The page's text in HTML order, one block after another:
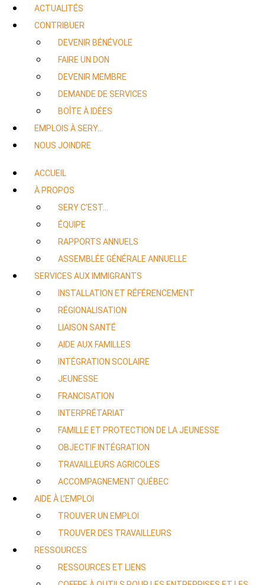
ACTUALITÉS
CONTRIBUER
DEVENIR BÉNÉVOLE
FAIRE UN DON
DEVENIR MEMBRE
DEMANDE DE SERVICES
BOÎTE À IDÉES
EMPLOIS À SERY…
NOUS JOINDRE
ACCUEIL
À PROPOS
SERY C’EST…
ÉQUIPE
RAPPORTS ANNUELS
ASSEMBLÉE GÉNÉRALE ANNUELLE
SERVICES AUX IMMIGRANTS
INSTALLATION ET RÉFÉRENCEMENT
RÉGIONALISATION
LIAISON SANTÉ
AIDE AUX FAMILLES
INTÉGRATION SCOLAIRE
JEUNESSE
FRANCISATION
INTERPRÉTARIAT
FAMILLE ET PROTECTION DE LA JEUNESSE
OBJECTIF INTÉGRATION
TRAVAILLEURS AGRICOLES
ACCOMPAGNEMENT QUÉBEC
AIDE À L’EMPLOI
TROUVER UN EMPLOI
TROUVER DES TRAVAILLEURS
RESSOURCES
RESSOURCES ET LIENS